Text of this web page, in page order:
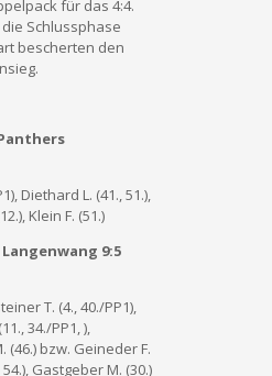
für das 4:4.
Schlussphase
bescherten den
Diethard L. (41., 51.),
Klein F. (51.)
Langenwang 9:5
T. (4., 40./PP1),
34./PP1, ),
(46.) bzw. Geineder F.
Gastgeber M. (30.)